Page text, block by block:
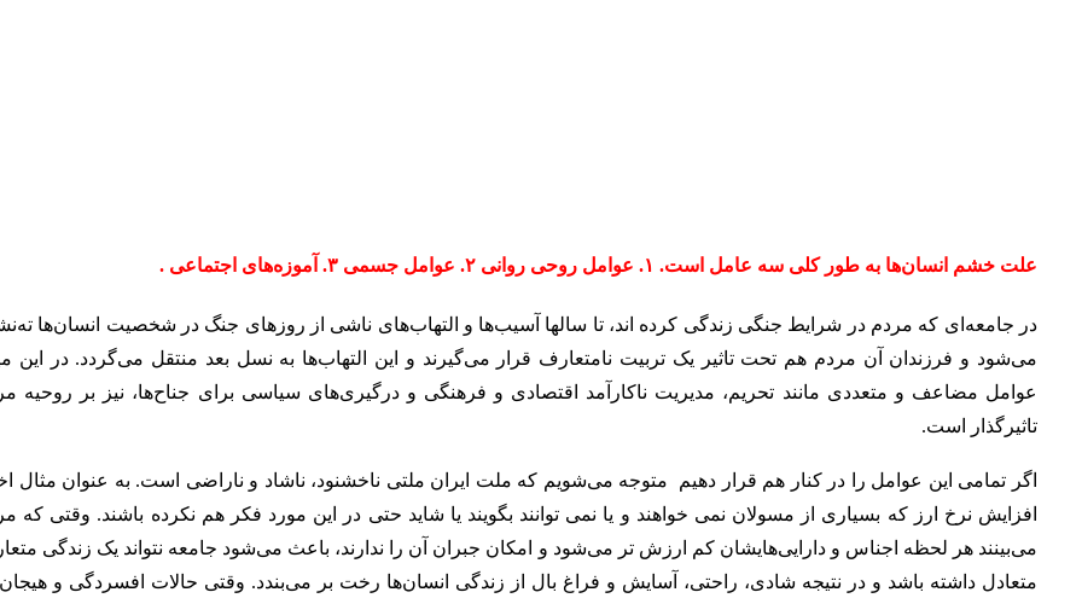
علت خشم انسان‌ها به طور کلی سه عامل است. ۱. عوامل روحی روانی ۲. عوامل جسمی ۳. آموزه‌های اجتماعی .
در جامعه‌ای که مردم در شرایط جنگی زندگی کرده اند، تا سالها آسیب‌ها و التهاب‌های ناشی از روزهای جنگ در شخصیت انسان‌ها
می‌شود و فرزندان آن مردم هم تحت تاثیر یک تربیت نامتعارف قرار می‌گیرند و این التهاب‌ها به نسل بعد منتقل می‌گردد. در این
عوامل مضاعف و متعددی مانند تحریم، مدیریت ناکارآمد اقتصادی و فرهنگی و درگیری‌های سیاسی برای جناح‌ها، نیز بر روحیه
تاثیر‌‌گذار است.
اگر تمامی این عوامل را در کنار هم قرار دهیم متوجه می‌شویم که ملت ایران ملتی ناخشنود، ناشاد و ناراضی است. به عنوان مثال
افزایش نرخ ارز که بسیاری از مسولان نمی خواهند و یا نمی توانند بگویند یا شاید حتی در این مورد فکر هم نکرده باشند. وقتی که
می‌بینند هر لحظه اجناس و دارایی‌هایشان کم ارزش تر می‌شود و امکان جبران آن را ندارند، باعث می‌شود جامعه نتواند یک زندگی
متعادل داشته باشد و در نتیجه شادی، راحتی، آسایش و فراغ بال از زندگی انسان‌ها رخت بر می‌بندد. وقتی حالات افسردگی و هیجان